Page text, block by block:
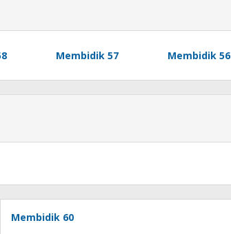
Membidik 57 Membidik 56
Membidik 60